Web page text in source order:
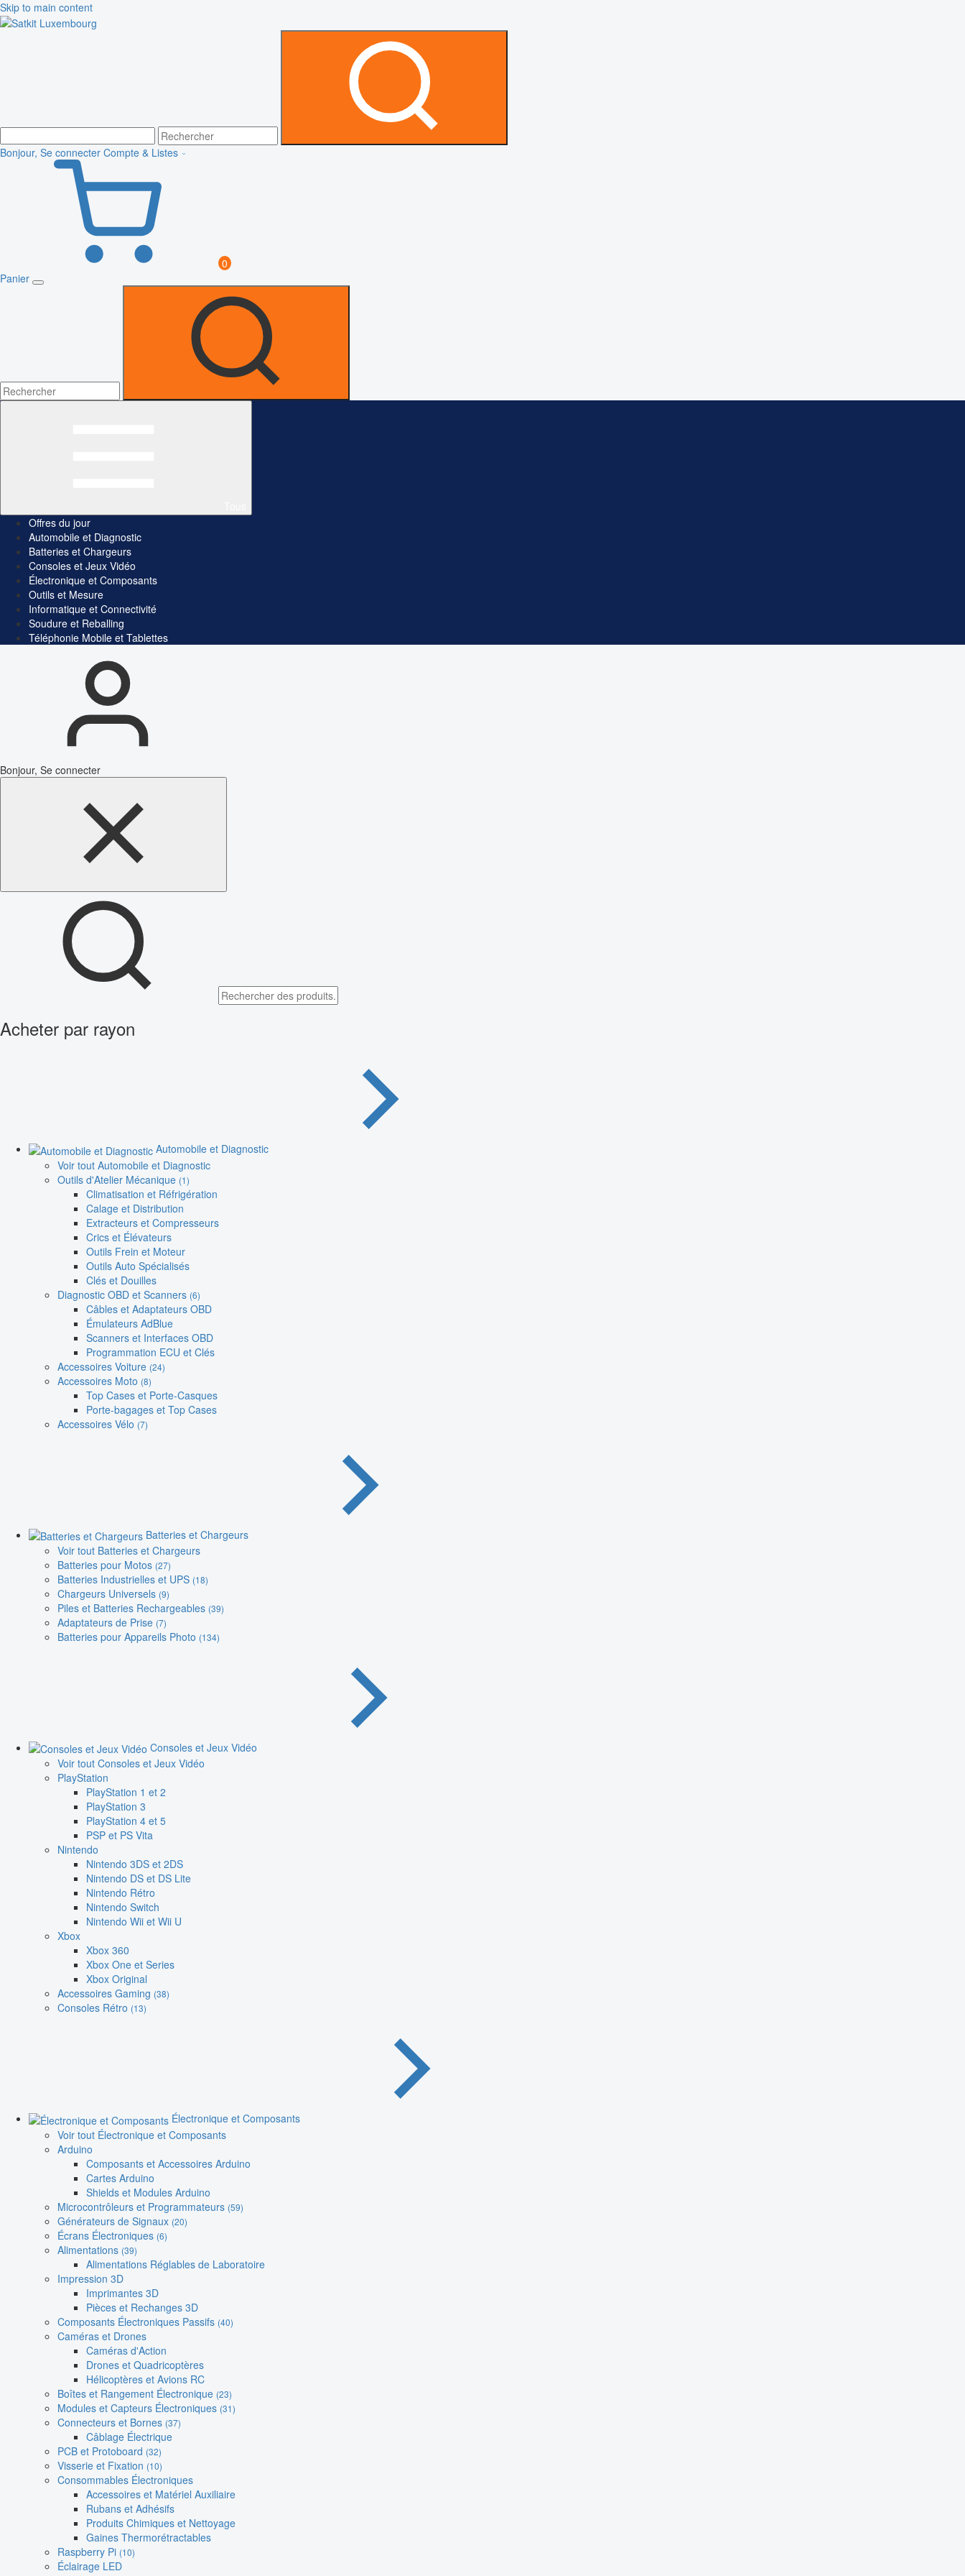
Skip to main content
Bonjour, Se connecter Compte & Listes
0
Panier
Offres du jour
Automobile et Diagnostic
Batteries et Chargeurs
Consoles et Jeux Vidéo
Électronique et Composants
Outils et Mesure
Informatique et Connectivité
Soudure et Reballing
Téléphonie Mobile et Tablettes
Bonjour, Se connecter
Acheter par rayon
Automobile et Diagnostic
Voir tout Automobile et Diagnostic
Outils d'Atelier Mécanique (1)
Climatisation et Réfrigération
Calage et Distribution
Extracteurs et Compresseurs
Crics et Élévateurs
Outils Frein et Moteur
Outils Auto Spécialisés
Clés et Douilles
Diagnostic OBD et Scanners (6)
Câbles et Adaptateurs OBD
Émulateurs AdBlue
Scanners et Interfaces OBD
Programmation ECU et Clés
Accessoires Voiture (24)
Accessoires Moto (8)
Top Cases et Porte-Casques
Porte-bagages et Top Cases
Accessoires Vélo (7)
Batteries et Chargeurs
Voir tout Batteries et Chargeurs
Batteries pour Motos (27)
Batteries Industrielles et UPS (18)
Chargeurs Universels (9)
Piles et Batteries Rechargeables (39)
Adaptateurs de Prise (7)
Batteries pour Appareils Photo (134)
Consoles et Jeux Vidéo
Voir tout Consoles et Jeux Vidéo
PlayStation
PlayStation 1 et 2
PlayStation 3
PlayStation 4 et 5
PSP et PS Vita
Nintendo
Nintendo 3DS et 2DS
Nintendo DS et DS Lite
Nintendo Rétro
Nintendo Switch
Nintendo Wii et Wii U
Xbox
Xbox 360
Xbox One et Series
Xbox Original
Accessoires Gaming (38)
Consoles Rétro (13)
Électronique et Composants
Voir tout Électronique et Composants
Arduino
Composants et Accessoires Arduino
Cartes Arduino
Shields et Modules Arduino
Microcontrôleurs et Programmateurs (59)
Générateurs de Signaux (20)
Écrans Électroniques (6)
Alimentations (39)
Alimentations Réglables de Laboratoire
Impression 3D
Imprimantes 3D
Pièces et Rechanges 3D
Composants Électroniques Passifs (40)
Caméras et Drones
Caméras d'Action
Drones et Quadricoptères
Hélicoptères et Avions RC
Boîtes et Rangement Électronique (23)
Modules et Capteurs Électroniques (31)
Connecteurs et Bornes (37)
Câblage Électrique
PCB et Protoboard (32)
Visserie et Fixation (10)
Consommables Électroniques
Accessoires et Matériel Auxiliaire
Rubans et Adhésifs
Produits Chimiques et Nettoyage
Gaines Thermorétractables
Raspberry Pi (10)
Éclairage LED